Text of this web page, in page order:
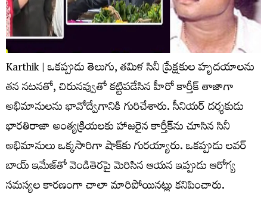
Karthik | ఒకప్పుడు తెలుగు, తమిళ సినీ ప్రేక్షకుల హృదయాలను
తన నటనతో, చిరునవ్వుతో కట్టిపడేసిన హీరో కార్తీక్ తాజాగా
అభిమానులను భావోద్వేగానికి గురిచేశారు. సీనియర్ దర్శకుడు
భారతిరాజా అంత్యక్రియలకు హాజరైన కార్తీక్‌ను చూసిన సినీ
అభిమానులు ఒక్కసారిగా షాక్‌కు గురయ్యారు. ఒకప్పుడు లవర్
బాయ్ ఇమేజ్‌తో వెండితెరపై మెరిసిన ఆయన ఇప్పుడు ఆరోగ్య
సమస్యల కారణంగా చాలా మారిపోయినట్లు కనిపించారు.